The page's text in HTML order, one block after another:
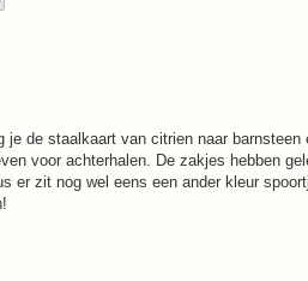
de staalkaart van citrien naar barnsteen
voor achterhalen. De zakjes hebben
er zit nog wel eens een ander kleur